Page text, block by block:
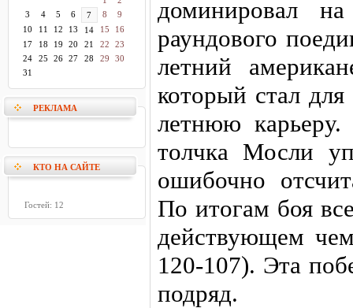
3
4 5 6 7 8
9
10
11 12 13 14 15
16
17
18 19 20 21 22
23
24
25 26 27 28 29
30
31
РЕКЛАМА
КТО НА САЙТЕ
Гостей: 12
доминировал
раундового
летний
который стал
летнюю
толчка Мосли
ошибочно
По итогам боя
действующем
120-107). Эта
подряд.